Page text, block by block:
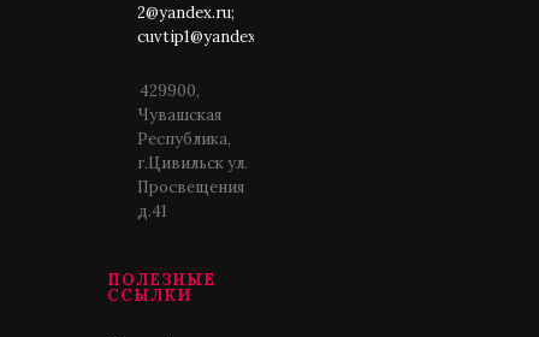
2@yandex.ru;
cuvtip1@yandex.ru
429900,
Чувашская
Республика,
г.Цивильск ул.
Просвещения
д.41
ПОЛЕЗНЫЕ
ССЫЛКИ